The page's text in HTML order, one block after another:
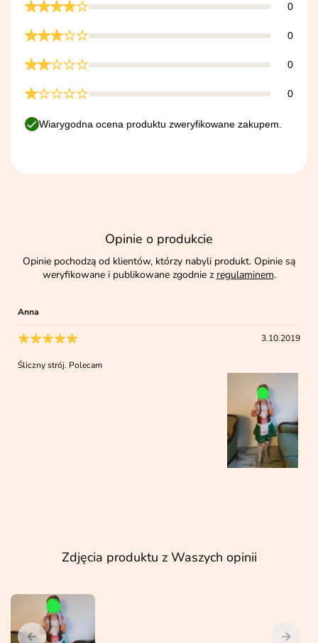
0
0
0
0
Wiarygodna ocena produktu zweryfikowane zakupem.
Opinie o produkcie
Opinie pochodzą od klientów, którzy nabyli produkt. Opinie są
weryfikowane i publikowane zgodnie z regulaminem.
Anna
3.10.2019
Śliczny strój. Polecam
Zdjęcia produktu z Waszych opinii